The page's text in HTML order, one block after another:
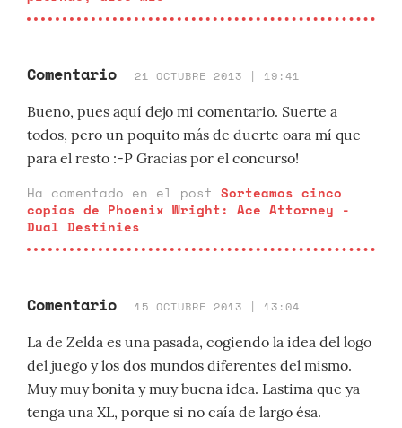
Comentario 21 OCTUBRE 2013 | 19:41
Bueno, pues aquí dejo mi comentario. Suerte a
todos, pero un poquito más de duerte oara mí que
para el resto :-P Gracias por el concurso!
Ha comentado en el post Sorteamos cinco
copias de Phoenix Wright: Ace Attorney -
Dual Destinies
Comentario 15 OCTUBRE 2013 | 13:04
La de Zelda es una pasada, cogiendo la idea del logo
del juego y los dos mundos diferentes del mismo.
Muy muy bonita y muy buena idea. Lastima que ya
tenga una XL, porque si no caía de largo ésa.